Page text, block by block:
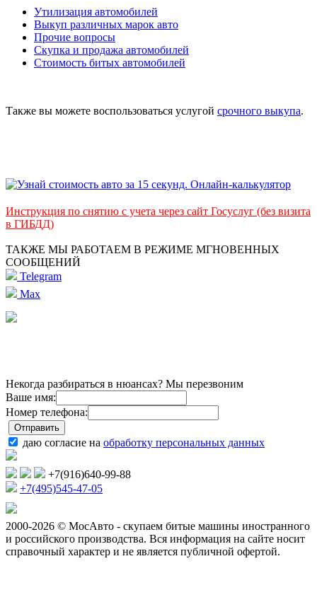
Утилизация автомобилей
Выкуп различных марок авто
Прочие вопросы
Скупка и продажа автомобилей
Стоимость битых автомобилей
Также вы можете воспользоваться услугой срочного выкупа.
Инструкция по снятию с учета через сайт Госуслуг (без визита
в ГИБДД)
ТАКЖЕ МЫ РАБОТАЕМ В РЕЖИМЕ МГНОВЕННЫХ
СООБЩЕНИЙ
Telegram
Max
Некогда разбираться в нюансах? Мы перезвоним
Ваше имя:
Номер телефона:
даю согласие на обработку персональных данных
+7(916)640-99-88
+7(495)545-47-05
2000-2026 © МосАвто - скупаем битые машины иностранного
и российского производства. Вся информация на сайте носит
справочный характер и не является публичной офертой.